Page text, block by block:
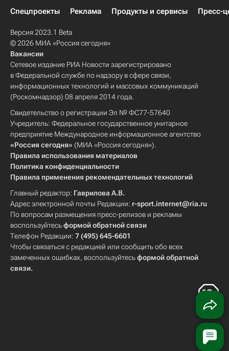
Спецпроекты
Реклама Продукты и сервисы Пресс-
Версия 2023.1 Beta
© 2026 МИА «Россия сегодня»
Вакансии
Сетевое издание РИА Новости зарегистрировано
в Федеральной службе по надзору в сфере связи,
информационных технологий и массовых коммуникаций
(Роскомнадзор) 08 апреля 2014 года.
Свидетельство о регистрации Эл № ФС77-57640
Учредитель: Федеральное государственное унитарное
предприятие Международное информационное агентство
«Россия сегодня» (МИА «Россия сегодня»).
Правила использования материалов
Политика конфиденциальности
Правила применения рекомендательных технологий
Главный редактор: Гаврилова А.В.
Адрес электронной почты Редакции: r-sport.internet@ria.ru
По вопросам размещения пресс-релизов и рекламы
воспользуйтесьформой обратной связи
Телефон Редакции: 7 (495) 645-6601
Чтобы связаться с редакцией или сообщить обо всех
замеченных ошибках, воспользуйтесьформой обратной
связи.